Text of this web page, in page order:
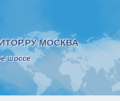
МОСКВА
шоссе